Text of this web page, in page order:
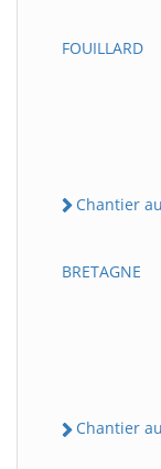
FOUILLARD
Chantier
BRETAGNE
Chantier